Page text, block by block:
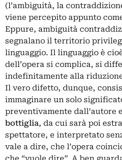
(l’ambiguità, la
viene percepito appunto
Eppure, ambiguità
segnalano il territorio
linguaggio. Il linguaggio è
dell’opera si complica, si
indefinitamente alla
Il vero difetto, dunque,
immaginare un solo
preventivamente dall’autore
bottiglia, da cui sarà poi
spettatore, e interpretato
vale a dire, che l’opera